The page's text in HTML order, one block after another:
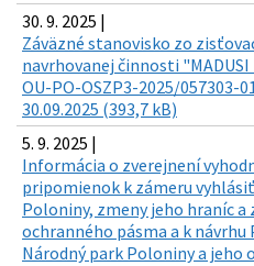
30. 9. 2025 |
Záväzné stanovisko zo
navrhovanej činnosti
OU-PO-OSZP3-2025/057303-
30.09.2025 (393,7 kB)
5. 9. 2025 |
Informácia o zverejnení
pripomienok k zámeru
Poloniny, zmeny jeho hraníc a
ochranného pásma a k
Národný park Poloniny a jeho